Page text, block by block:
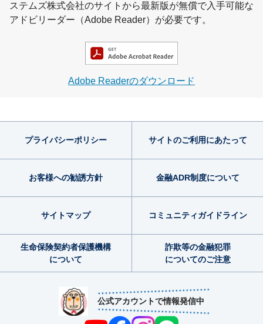
ステムズ株式会社のサイトから最新版が無償で入手可能な
アドビリーダー（Adobe Reader）が必要です。
Adobe Readerのダウンロード
公式アカウントで情報発信中
プライバシーポリシー サイトのご利用にあたって
お客様への勧誘方針 金融ADR制度について
サイトマップ コミュニティガイドライン
生命保険契約者保護機構
について
詐欺等の金融犯罪
についてのご注意